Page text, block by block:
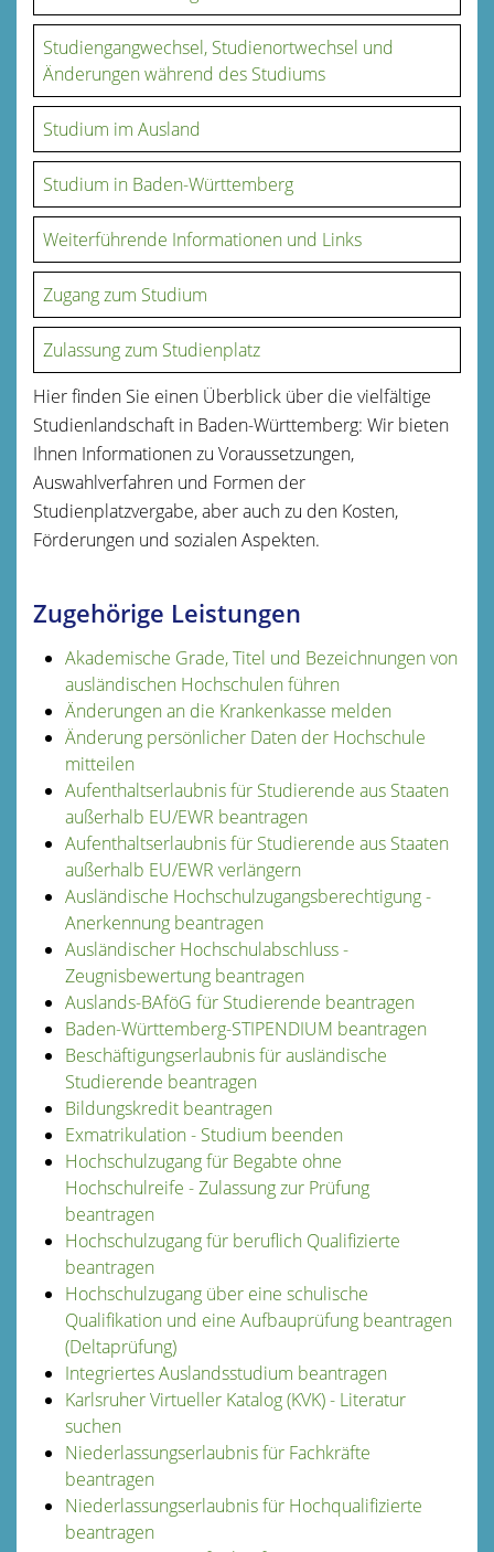
Studiengangwechsel, Studienortwechsel und
Änderungen während des Studiums
Studium im Ausland
Studium in Baden-Württemberg
Weiterführende Informationen und Links
Zugang zum Studium
Zulassung zum Studienplatz
Hier finden Sie einen Überblick über die vielfältige
Studienlandschaft in Baden-Württemberg: Wir bieten
Ihnen Informationen zu Voraussetzungen,
Auswahlverfahren und Formen der
Studienplatzvergabe, aber auch zu den Kosten,
Förderungen und sozialen Aspekten.
Zugehörige Leistungen
Akademische Grade, Titel und Bezeichnungen von
ausländischen Hochschulen führen
Änderungen an die Krankenkasse melden
Änderung persönlicher Daten der Hochschule
mitteilen
Aufenthaltserlaubnis für Studierende aus Staaten
außerhalb EU/EWR beantragen
Aufenthaltserlaubnis für Studierende aus Staaten
außerhalb EU/EWR verlängern
Ausländische Hochschulzugangsberechtigung -
Anerkennung beantragen
Ausländischer Hochschulabschluss -
Zeugnisbewertung beantragen
Auslands-BAföG für Studierende beantragen
Baden-Württemberg-STIPENDIUM beantragen
Beschäftigungserlaubnis für ausländische
Studierende beantragen
Bildungskredit beantragen
Exmatrikulation - Studium beenden
Hochschulzugang für Begabte ohne
Hochschulreife - Zulassung zur Prüfung
beantragen
Hochschulzugang für beruflich Qualifizierte
beantragen
Hochschulzugang über eine schulische
Qualifikation und eine Aufbauprüfung beantragen
(Deltaprüfung)
Integriertes Auslandsstudium beantragen
Karlsruher Virtueller Katalog (KVK) - Literatur
suchen
Niederlassungserlaubnis für Fachkräfte
beantragen
Niederlassungserlaubnis für Hochqualifizierte
beantragen